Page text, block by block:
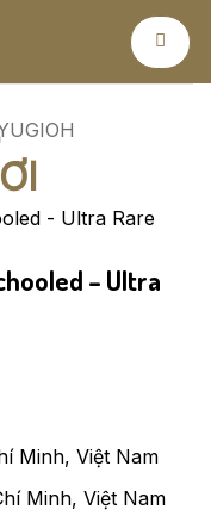
– Ultra
Minh, Việt Nam
Minh, Việt Nam